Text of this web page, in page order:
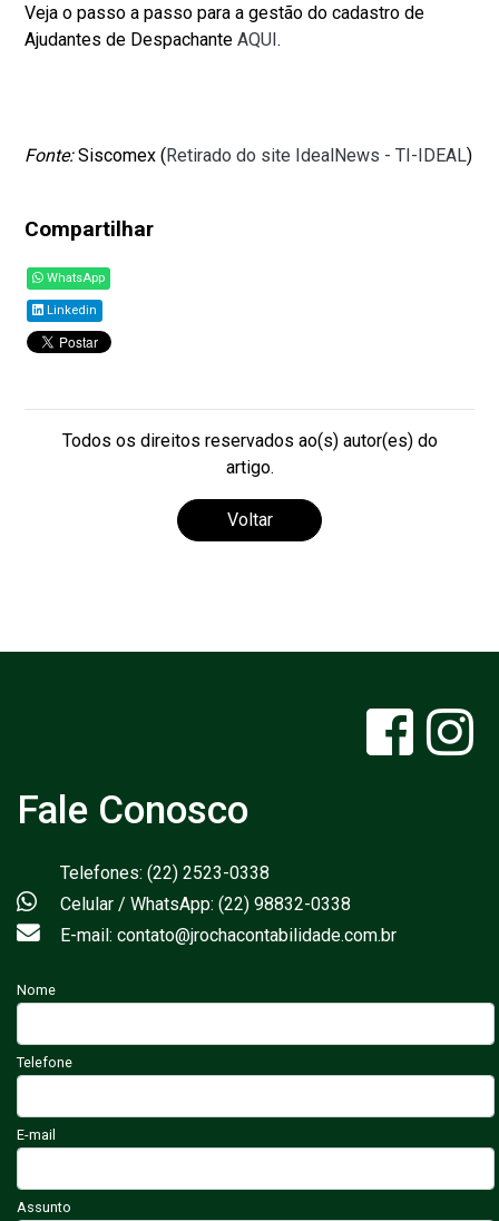
Veja o passo a passo para a gestão do cadastro de
Ajudantes de DespachanteAQUI.
Fonte:Siscomex (Retirado do site IdealNews - TI-IDEAL)
Compartilhar
WhatsApp
Linkedin
Todos os direitos reservados ao(s) autor(es) do
artigo.
Voltar
Fale Conosco
Telefones: (22) 2523-0338
Celular / WhatsApp: (22) 98832-0338
E-mail: contato@jrochacontabilidade.com.br
Nome
Telefone
E-mail
Assunto